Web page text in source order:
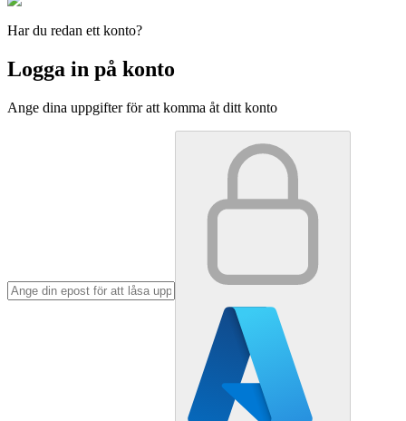
Har du redan ett konto?
Logga in på konto
Ange dina uppgifter för att komma åt ditt konto